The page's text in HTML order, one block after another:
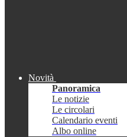
Novità
Panoramica
Le notizie
Le circolari
Calendario eventi
Albo online